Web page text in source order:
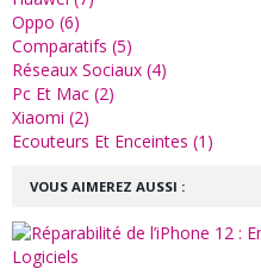
VOUS AIMEREZ AUSSI :
Oppo (6)
Comparatifs (5)
Réseaux Sociaux (4)
Pc Et Mac (2)
Xiaomi (2)
Ecouteurs Et Enceintes (1)